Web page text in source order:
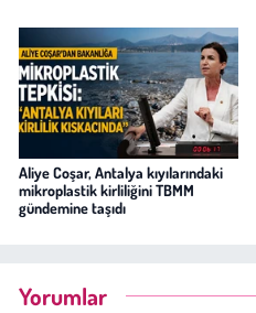
Aliye Coşar, Antalya kıyılarındaki
mikroplastik kirliliğini TBMM
gündemine taşıdı
Yorumlar